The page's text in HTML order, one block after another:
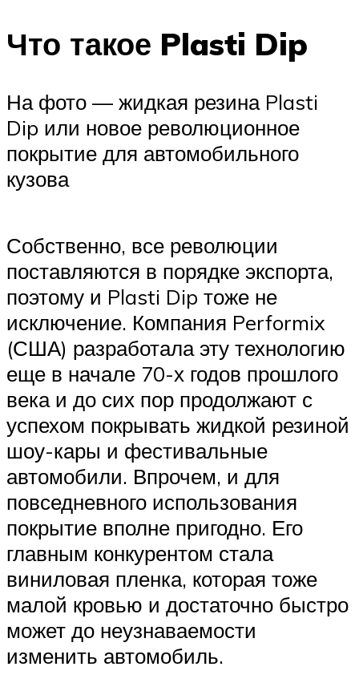
Что такое Plasti Dip
На фото — жидкая резина Plasti
Dip или новое революционное
покрытие для автомобильного
кузова
Собственно, все революции
поставляются в порядке экспорта,
поэтому и Plasti Dip тоже не
исключение. Компания Performix
(США) разработала эту технологию
еще в начале 70-х годов прошлого
века и до сих пор продолжают с
успехом покрывать жидкой резиной
шоу-кары и фестивальные
автомобили. Впрочем, и для
повседневного использования
покрытие вполне пригодно. Его
главным конкурентом стала
виниловая пленка, которая тоже
малой кровью и достаточно быстро
может до неузнаваемости
изменить автомобиль.